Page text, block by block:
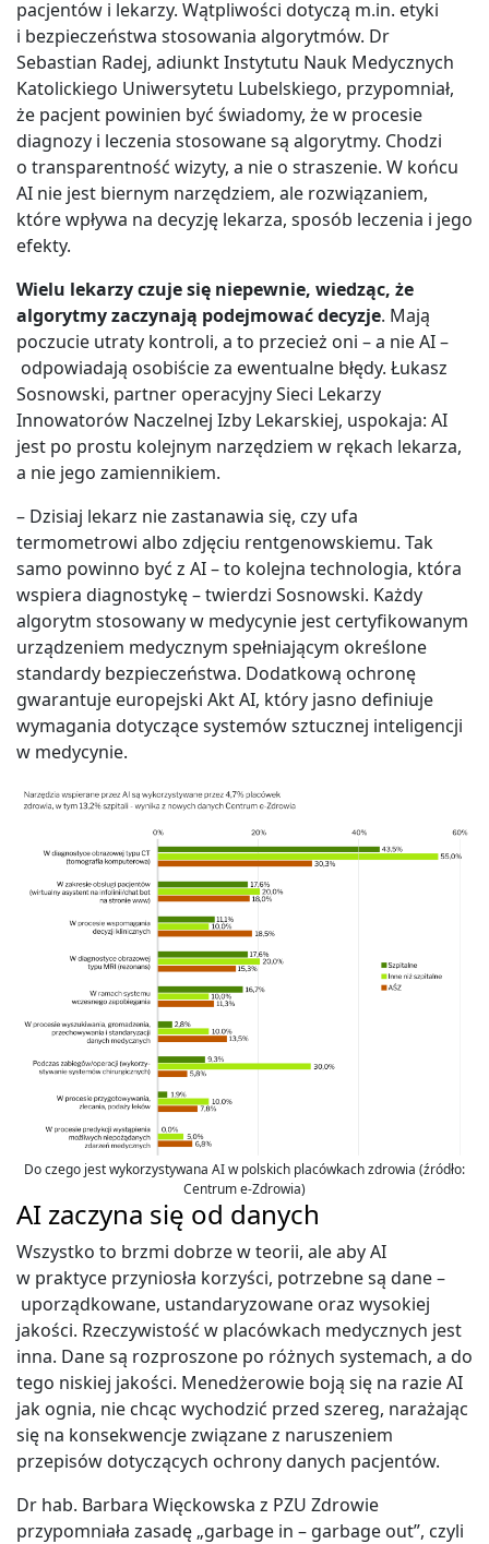
pacjentów i lekarzy. Wątpliwości dotyczą m.in. etyki
i bezpieczeństwa stosowania algorytmów. Dr
Sebastian Radej, adiunkt Instytutu Nauk Medycznych
Katolickiego Uniwersytetu Lubelskiego, przypomniał,
że pacjent powinien być świadomy, że w procesie
diagnozy i leczenia stosowane są algorytmy. Chodzi
o transparentność wizyty, a nie o straszenie. W końcu
AI nie jest biernym narzędziem, ale rozwiązaniem,
które wpływa na decyzję lekarza, sposób leczenia i jego
efekty.
Wielu lekarzy czuje się niepewnie, wiedząc, że
algorytmy zaczynają podejmować decyzje. Mają
poczucie utraty kontroli, a to przecież oni – a nie AI –
odpowiadają osobiście za ewentualne błędy. Łukasz
Sosnowski, partner operacyjny Sieci Lekarzy
Innowatorów Naczelnej Izby Lekarskiej, uspokaja: AI
jest po prostu kolejnym narzędziem w rękach lekarza,
a nie jego zamiennikiem.
– Dzisiaj lekarz nie zastanawia się, czy ufa
termometrowi albo zdjęciu rentgenowskiemu. Tak
samo powinno być z AI – to kolejna technologia, która
wspiera diagnostykę – twierdzi Sosnowski. Każdy
algorytm stosowany w medycynie jest certyfikowanym
urządzeniem medycznym spełniającym określone
standardy bezpieczeństwa. Dodatkową ochronę
gwarantuje europejski Akt AI, który jasno definiuje
wymagania dotyczące systemów sztucznej inteligencji
w medycynie.
Do czego jest wykorzystywana AI w polskich placówkach zdrowia (źródło:
Centrum e-Zdrowia)
AI zaczyna się od danych
Wszystko to brzmi dobrze w teorii, ale aby AI
w praktyce przyniosła korzyści, potrzebne są dane –
uporządkowane, ustandaryzowane oraz wysokiej
jakości. Rzeczywistość w placówkach medycznych jest
inna. Dane są rozproszone po różnych systemach, a do
tego niskiej jakości. Menedżerowie boją się na razie AI
jak ognia, nie chcąc wychodzić przed szereg, narażając
się na konsekwencje związane z naruszeniem
przepisów dotyczących ochrony danych pacjentów.
Dr hab. Barbara Więckowska z PZU Zdrowie
przypomniała zasadę „garbage in – garbage out”, czyli